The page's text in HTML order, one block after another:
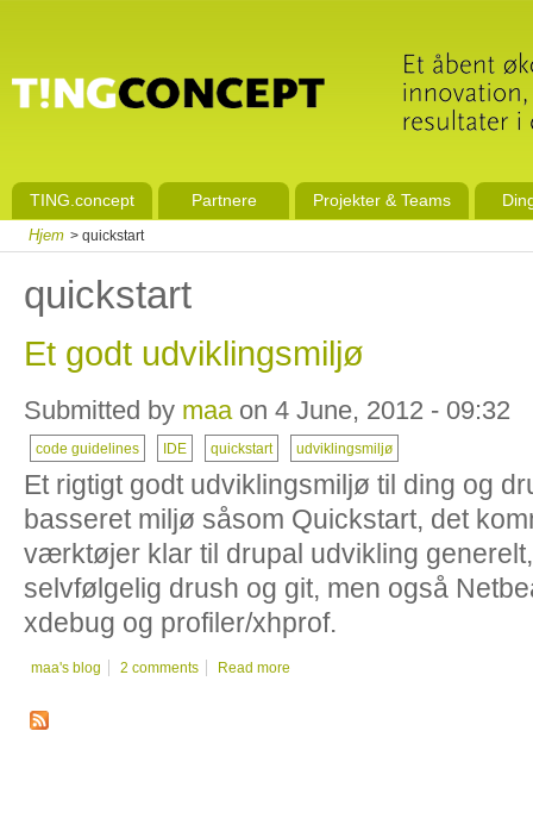
TING.concept Partnere Projekter & Teams
Hjem > quickstart
quickstart
Et godt udviklingsmiljø
Submitted by maaon 4 June, 2012 - 09:32
code guidelines IDE quickstart udviklingsmiljø
Et rigtigt godt udviklingsmiljø til ding og
basseret miljø såsom Quickstart, det
værktøjer klar til drupal udvikling
selvfølgelig drush og git, men også
xdebug og profiler/xhprof.
maa's blog 2 comments Read more